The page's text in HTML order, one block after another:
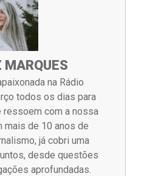
MARQUES
na Rádio
todos os dias para
ressoem com a nossa
mais de 10 anos de
já cobri uma
desde questões
aprofundadas.